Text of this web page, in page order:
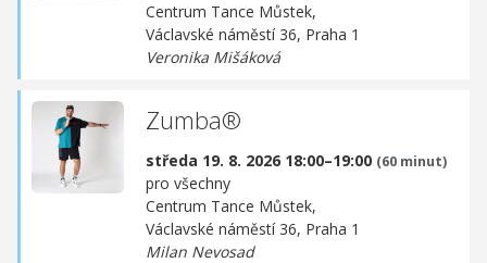
Centrum Tance Můstek,
Václavské náměstí 36, Praha 1
Veronika Mišáková
Zumba®
středa 19. 8. 2026 18:00–19:00 (60 minut)
pro všechny
Centrum Tance Můstek,
Václavské náměstí 36, Praha 1
Milan Nevosad